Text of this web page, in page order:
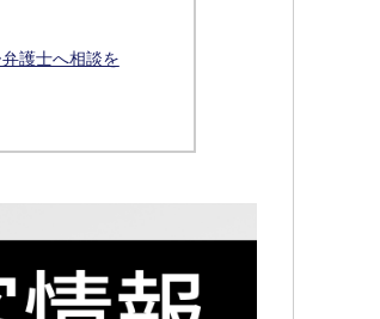
護士へ相談を